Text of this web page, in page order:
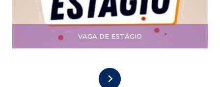
VAGA DE ESTÁGIO